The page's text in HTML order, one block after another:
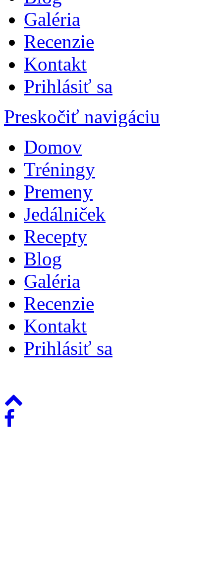
Galéria
Recenzie
Kontakt
Prihlásiť sa
Preskočiť navigáciu
Domov
Tréningy
Premeny
Jedálniček
Recepty
Blog
Galéria
Recenzie
Kontakt
Prihlásiť sa